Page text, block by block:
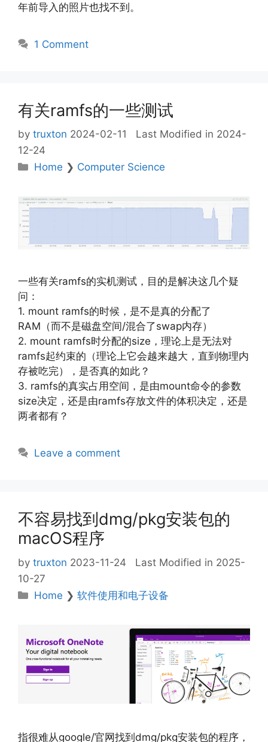
年前导入的照片也找不到。
1 Comment
有关ramfs的一些测试
by truxton 2024-02-11
Last Modified in 2024-
12-24
Categories
Home ❯ Computer Science
一些有关ramfs的实机测试，目的是解决这几个疑
问：
1. mount ramfs的时候，是不是真的分配了
RAM（而不是磁盘空间/混合了swap内存）
2. mount ramfs时分配的size，理论上是无法对
ramfs起约束的（理论上它会越来越大，直到物理内
存被吃完），是否真的如此？
3. ramfs的真实占用空间，是由mount命令的参数
size决定，还是由ramfs存放文件的体积决定，还是
两者都有？
Leave a comment
不容易找到dmg/pkg安装包的
macOS程序
by truxton 2023-11-24
Last Modified in 2025-
10-27
Categories
Home ❯软件使用和电子设备
指很难从google/官网找到dmg/pkg安装包的程序，